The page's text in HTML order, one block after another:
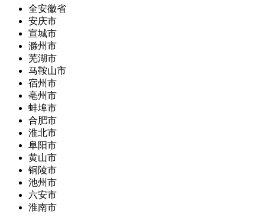
全安徽省
安庆市
宣城市
滁州市
芜湖市
马鞍山市
宿州市
亳州市
蚌埠市
合肥市
淮北市
阜阳市
黄山市
铜陵市
池州市
六安市
淮南市